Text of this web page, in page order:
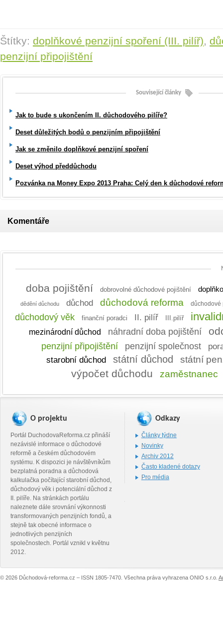
Štítky: doplňkové penzijní spoření (III. pilíř),
penzijní připojištění
Související články
Jak to bude s ukončením II. důchodového pilíře?
Deset důležitých bodů o penzijním připojištění
Jak se změnilo doplňkové penzijní spoření
Deset výhod předdůchodu
Pozvánka na Money Expo 2013 Praha: Celý den k důchodové
Komentáře
doba pojištění dobrovolné důchodové pojištění
dědění důchodu důchod důchodová reforma důchodové
důchodový věk finanční poradci II. pilíř III.pilíř
mezinárodní důchod náhradní doba pojištění
penzijní připojištění penzijní společnost
starobní důchod státní důchod státní
výpočet důchodu zaměstnanec
O projektu
Portál DuchodovaReforma.cz přináší
nezávislé informace o důchodové
reformě a českém důchodovém
systému. K dispozici je návštěvníkům
bezplatná poradna a důchodová
kalkulačka počítající starobní důchod,
důchodový věk i potenciální důchod z
II. pilíře. Na stránkách portálu
naleznete dále srovnání výkonnosti
transformovaných penzijních fondů, a
stejně tak obecné informace o
jednotlivých penzijních
společnostech. Portál vznikl v květnu
2012.
Odkazy
Články týdne
Novinky
Archiv 2012
Často kladené dotazy
Pro média
© 2026 Důchodová-reforma.cz – ISSN 1805-7470. Všechna práva vyhrazena ONIO s.r.o.